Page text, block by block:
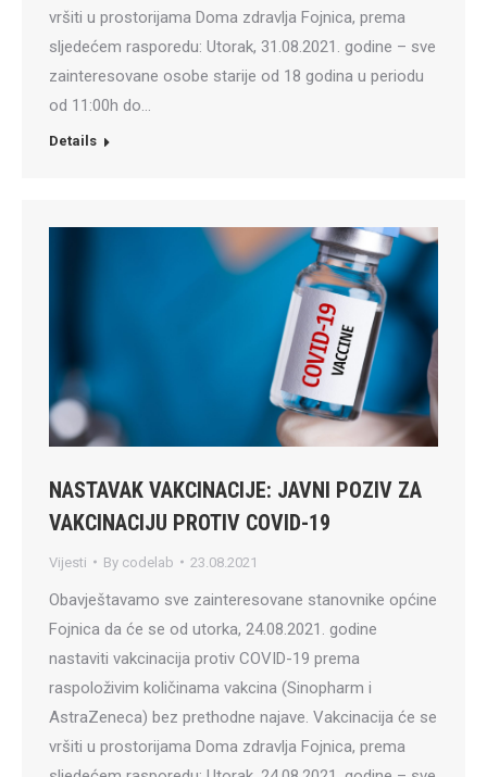
vršiti u prostorijama Doma zdravlja Fojnica, prema
sljedećem rasporedu: Utorak, 31.08.2021. godine – sve
zainteresovane osobe starije od 18 godina u periodu
od 11:00h do…
Details
NASTAVAK VAKCINACIJE: JAVNI POZIV ZA
VAKCINACIJU PROTIV COVID-19
Vijesti By codelab 23.08.2021
Obavještavamo sve zainteresovane stanovnike općine
Fojnica da će se od utorka, 24.08.2021. godine
nastaviti vakcinacija protiv COVID-19 prema
raspoloživim količinama vakcina (Sinopharm i
AstraZeneca) bez prethodne najave. Vakcinacija će se
vršiti u prostorijama Doma zdravlja Fojnica, prema